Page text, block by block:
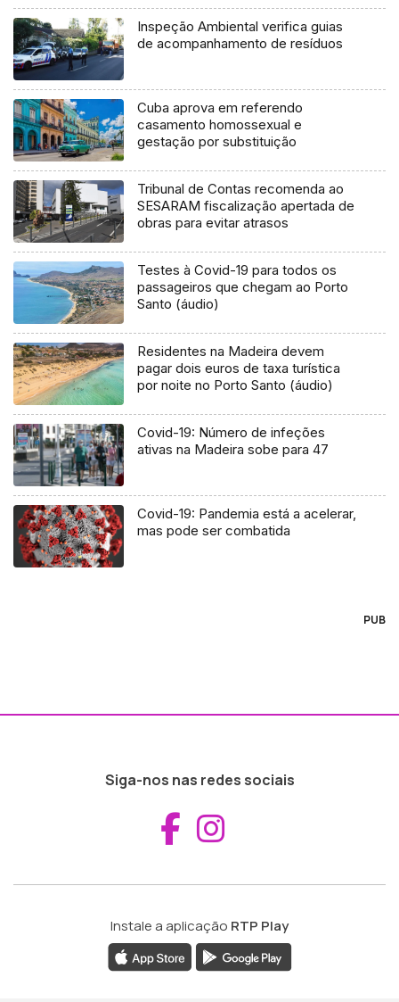
Inspeção Ambiental verifica guias
de acompanhamento de resíduos
Cuba aprova em referendo
casamento homossexual e
gestação por substituição
Tribunal de Contas recomenda ao
SESARAM fiscalização apertada de
obras para evitar atrasos
Testes à Covid-19 para todos os
passageiros que chegam ao Porto
Santo (áudio)
Residentes na Madeira devem
pagar dois euros de taxa turística
por noite no Porto Santo (áudio)
Covid-19: Número de infeções
ativas na Madeira sobe para 47
Covid-19: Pandemia está a acelerar,
mas pode ser combatida
PUB
Siga-nos nas redes sociais
Aceder ao
Instale a aplicação RTP Play